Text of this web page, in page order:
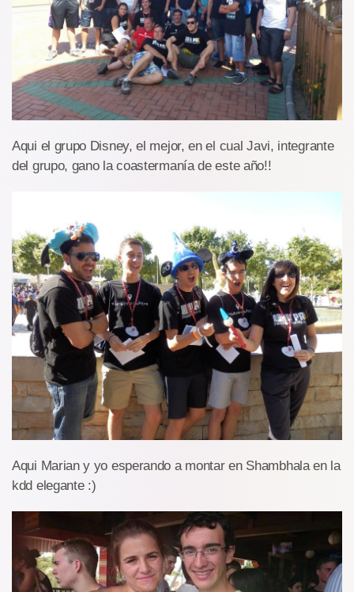
Aqui el grupo Disney, el mejor, en el cual Javi, integrante
del grupo, gano la coastermanía de este año!!
Aqui Marian y yo esperando a montar en Shambhala en la
kdd elegante :)